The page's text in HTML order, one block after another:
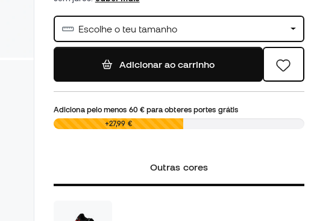
Escolhe o teu tamanho
Adicionar ao carrinho
Adiciona pelo menos 60 €para obteres portes grátis
0,00 € +27,99 €
Outras cores